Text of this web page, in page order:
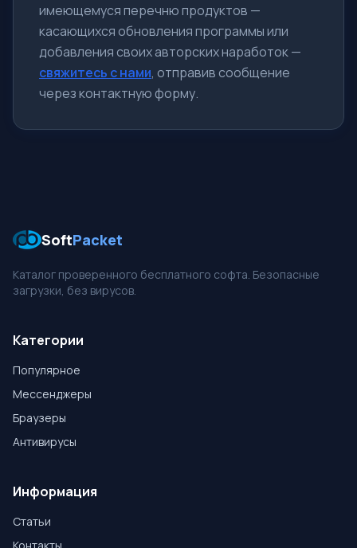
имеющемуся перечню продуктов —
касающихся обновления программы или
добавления своих авторских наработок —
свяжитесь с нами, отправив сообщение
через контактную форму.
SoftPacket
Каталог проверенного бесплатного софта. Безопасные
загрузки, без вирусов.
Категории
Популярное
Мессенджеры
Браузеры
Антивирусы
Информация
Статьи
Контакты